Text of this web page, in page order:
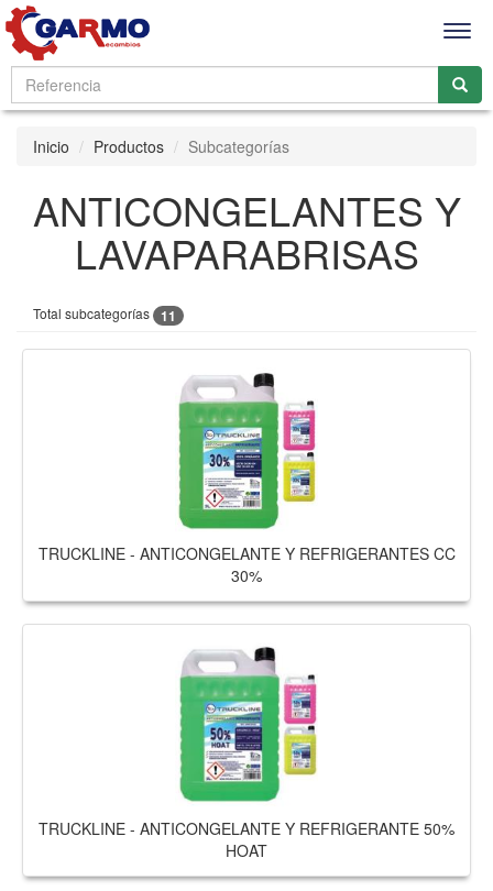
Inicio Productos Subcategorías
ANTICONGELANTES Y
LAVAPARABRISAS
Total subcategorías 11
TRUCKLINE - ANTICONGELANTE Y REFRIGERANTES CC
30%
TRUCKLINE - ANTICONGELANTE Y REFRIGERANTE 50%
HOAT